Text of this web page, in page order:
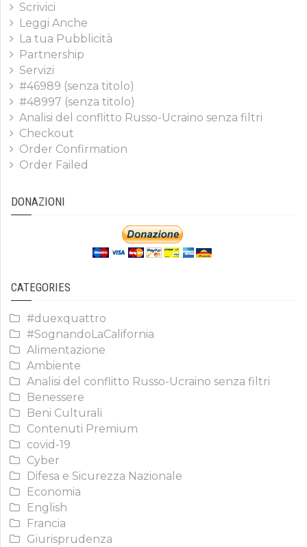
Scrivici
Leggi Anche
La tua Pubblicità
Partnership
Servizi
#46989 (senza titolo)
#48997 (senza titolo)
Analisi del conflitto Russo-Ucraino senza filtri
Checkout
Order Confirmation
Order Failed
DONAZIONI
CATEGORIES
#duexquattro
#SognandoLaCalifornia
Alimentazione
Ambiente
Analisi del conflitto Russo-Ucraino senza filtri
Benessere
Beni Culturali
Contenuti Premium
covid-19
Cyber
Difesa e Sicurezza Nazionale
Economia
English
Francia
Giurisprudenza